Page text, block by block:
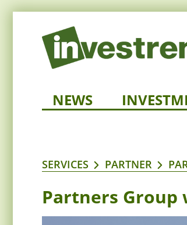
NEWS
SERVICES PARTNER
Partners